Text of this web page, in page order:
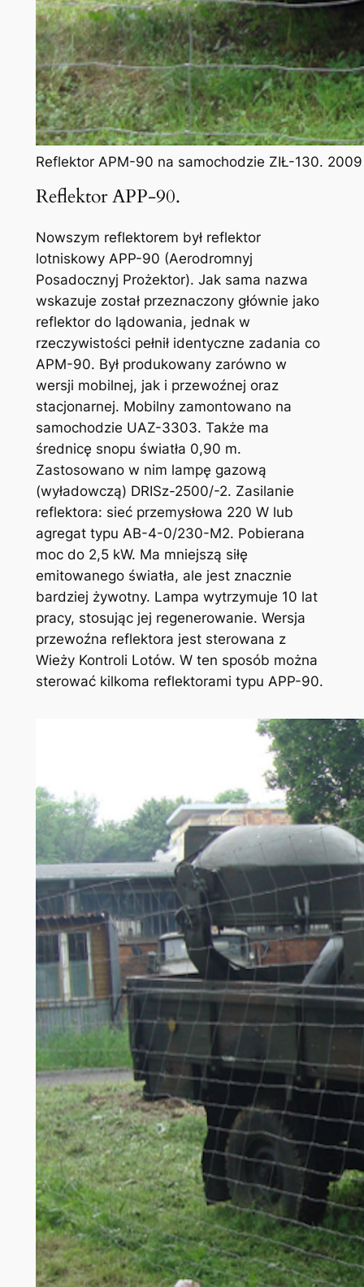
Reflektor APM-90 na samochodzie ZIŁ-130.
Reflektor APP-90.
Nowszym reflektorem był reflektor
lotniskowy APP-90 (Aerodromnyj
Posadocznyj Prożektor). Jak sama nazwa
wskazuje został przeznaczony głównie jako
reflektor do lądowania, jednak w
rzeczywistości pełnił identyczne zadania co
APM-90. Był produkowany zarówno w
wersji mobilnej, jak i przewoźnej oraz
stacjonarnej. Mobilny zamontowano na
samochodzie UAZ-3303. Także ma
średnicę snopu światła 0,90 m.
Zastosowano w nim lampę gazową
(wyładowczą) DRISz-2500/-2. Zasilanie
reflektora: sieć przemysłowa 220 W lub
agregat typu AB-4-0/230-M2. Pobierana
moc do 2,5 kW. Ma mniejszą siłę
emitowanego światła, ale jest znacznie
bardziej żywotny. Lampa wytrzymuje 10 lat
pracy, stosując jej regenerowanie. Wersja
przewoźna reflektora jest sterowana z
Wieży Kontroli Lotów. W ten sposób można
sterować kilkoma reflektorami typu APP-90.